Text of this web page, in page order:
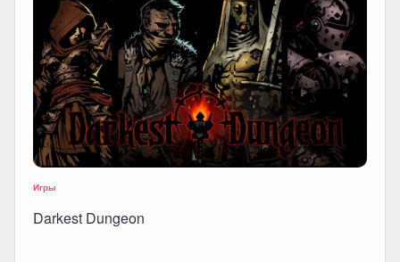
Игры
Darkest Dungeon